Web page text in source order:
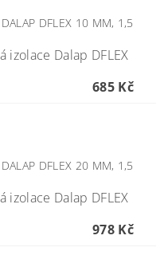
DFLEX 10 MM, 1,5
izolace Dalap DFLEX
685 Kč
DFLEX 20 MM, 1,5
izolace Dalap DFLEX
978 Kč